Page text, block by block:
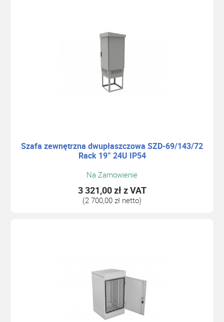
Szafa zewnętrzna dwupłaszczowa SZD-69/143/72
Rack 19” 24U IP54
Na Zamowienie
3 321,00 złz VAT
(2 700,00 zł netto)